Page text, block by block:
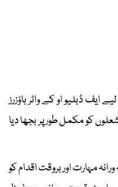
ایف ڈبلیو او کے واٹر باؤزرز
کو مکمل طور پر بجھا دیا
مہارت اور بروقت اقدام کو